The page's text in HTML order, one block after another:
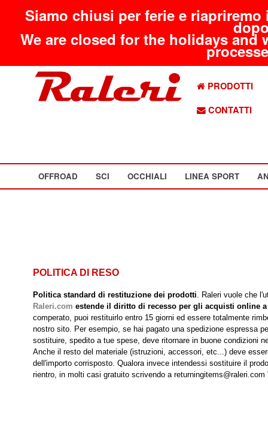
Siamo chiusi per ferie e
We are closed for the holidays
PRODOTTI
CONTATTI
OFFROAD SCI OCCHIALI LINEA SPORT
POLITICA DI RESO
Politica standard di restituzione dei prodotti. Raleri vuole che
Raleri.com estende il diritto di recesso per gli acquisti online
comperato, puoi restituirlo entro 15 giorni ed essere totalmente
nostro sito. Per esempio, se hai pagato una spedizione espressa
sostituire, spedito a tue spese, deve ritornare in buone condizioni
Anche il resto del materiale (istruzioni, accessori, etc...) deve
dell'importo corrisposto. Qualora invece intendessi sostituire il
rientro, in molti casi gratuito scrivendo a